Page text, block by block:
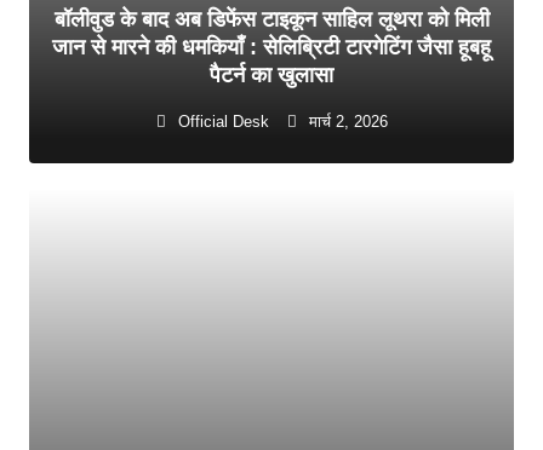
बॉलीवुड के बाद अब डिफेंस टाइकून साहिल लूथरा को मिली
जान से मारने की धमकियाँ : सेलिब्रिटी टारगेटिंग जैसा हूबहू
पैटर्न का खुलासा
Official Desk मार्च 2, 2026